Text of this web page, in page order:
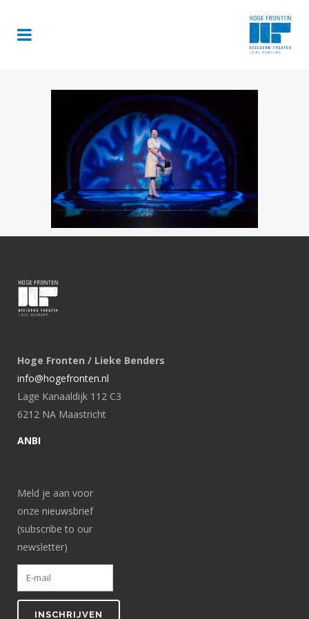
Hoge Fronten / Lieke Benders
info@hogefronten.nl
Lage Kanaaldijk 112 C3
6212 NA Maastricht
ANBI
Meld je aan voor
onze nieuwsbrief
(subscribe to our
newsletter)